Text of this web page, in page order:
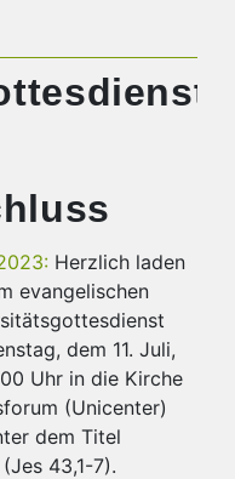
Herzlich laden
evangelischen
dem 11. Juli,
Uhr in die Kirche
(Unicenter)
dem Titel
43,1-7).